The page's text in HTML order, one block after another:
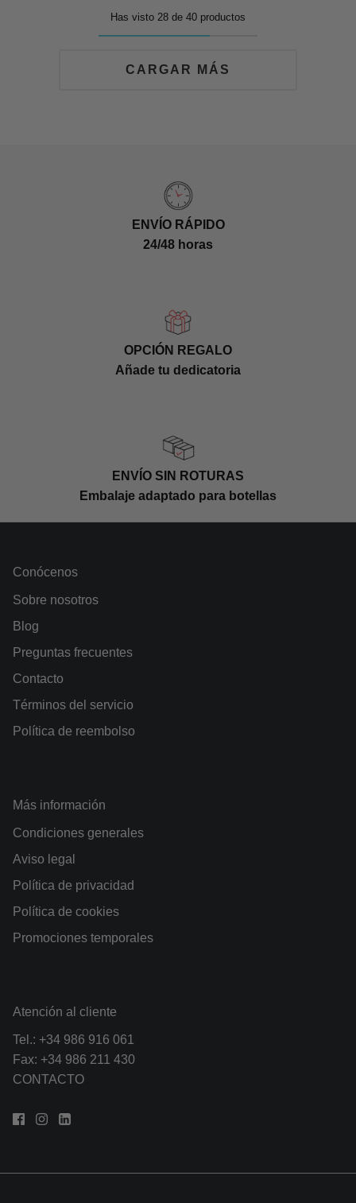
Has visto 28 de 40 productos
CARGAR MÁS
ENVÍO RÁPIDO
24/48 horas
OPCIÓN REGALO
Añade tu dedicatoria
ENVÍO SIN ROTURAS
Embalaje adaptado para botellas
Conócenos
Sobre nosotros
Blog
Preguntas frecuentes
Contacto
Términos del servicio
Política de reembolso
Más información
Condiciones generales
Aviso legal
Política de privacidad
Política de cookies
Promociones temporales
Atención al cliente
Tel.: +34 986 916 061
Fax: +34 986 211 430
CONTACTO